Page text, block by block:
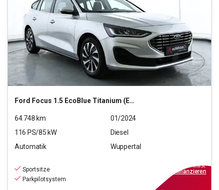
Ford Focus 1.5 EcoBlue Titanium (EURO 6d)
64.748 km
01/2024
116 PS/85 kW
Diesel
Automatik
Wuppertal
Sportsitze
Parkpilotsystem
inkl.MwSt.
finanzieren